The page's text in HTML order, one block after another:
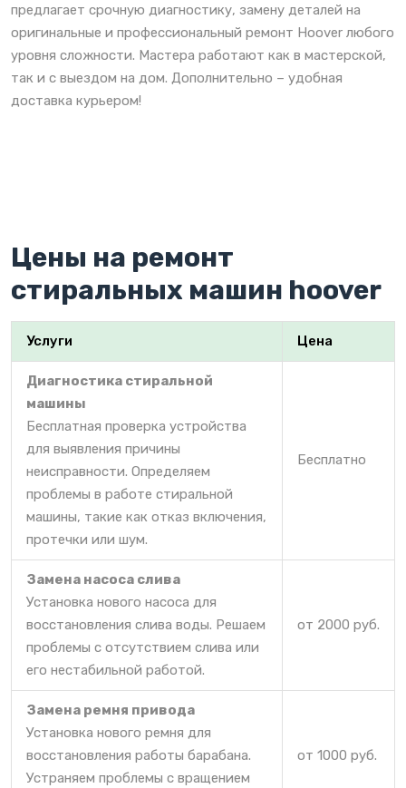
предлагает срочную диагностику, замену деталей на
оригинальные и профессиональный ремонт Hoover любого
уровня сложности. Мастера работают как в мастерской,
так и с выездом на дом. Дополнительно – удобная
доставка курьером!
Цены на ремонт
стиральных машин hoover
Услуги Цена
Диагностика стиральной
машины
Бесплатная проверка устройства
для выявления причины
неисправности. Определяем
проблемы в работе стиральной
машины, такие как отказ включения,
протечки или шум.
Бесплатно
Замена насоса слива
Установка нового насоса для
восстановления слива воды. Решаем
проблемы с отсутствием слива или
его нестабильной работой.
от 2000 руб.
Замена ремня привода
Установка нового ремня для
восстановления работы барабана.
Устраняем проблемы с вращением
от 1000 руб.